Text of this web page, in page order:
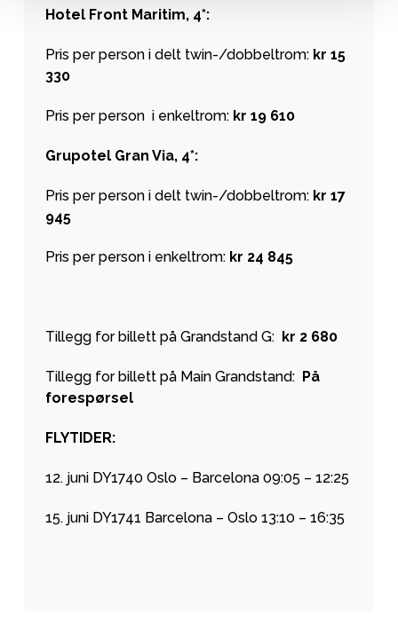
Hotel Front Maritim, 4*:
Pris per person i delt twin-/dobbeltrom: kr 15
330
Pris per person i enkeltrom: kr 19 610
Grupotel Gran Via, 4*:
Pris per person i delt twin-/dobbeltrom: kr 17
945
Pris per person i enkeltrom: kr 24 845
Tillegg for billett på Grandstand G: kr 2 680
Tillegg for billett på Main Grandstand: På
forespørsel
FLYTIDER:
12. juni DY1740 Oslo – Barcelona 09:05 – 12:25
15. juni DY1741 Barcelona – Oslo 13:10 – 16:35